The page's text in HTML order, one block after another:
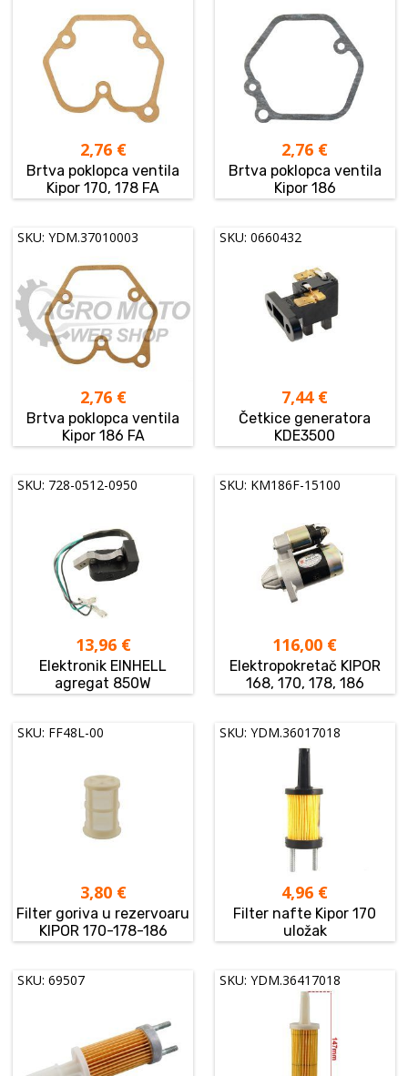
2,76 €
Brtva poklopca ventila
Kipor 170, 178 FA
2,76 €
Brtva poklopca ventila
Kipor 186
SKU: YDM.37010003
2,76 €
Brtva poklopca ventila
Kipor 186 FA
SKU: 0660432
7,44 €
Četkice generatora
KDE3500
SKU: 728-0512-0950
13,96 €
Elektronik EINHELL
agregat 850W
SKU: KM186F-15100
116,00 €
Elektropokretač KIPOR
168, 170, 178, 186
SKU: FF48L-00
3,80 €
Filter goriva u rezervoaru
KIPOR 170-178-186
SKU: YDM.36017018
4,96 €
Filter nafte Kipor 170
uložak
SKU: 69507 SKU: YDM.36417018